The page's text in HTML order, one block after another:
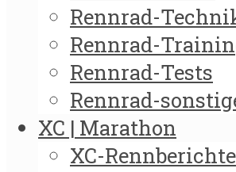
Rennrad-
Rennrad-
Rennrad-Tests
Rennrad-
XC | Marathon
XC-Rennberichte